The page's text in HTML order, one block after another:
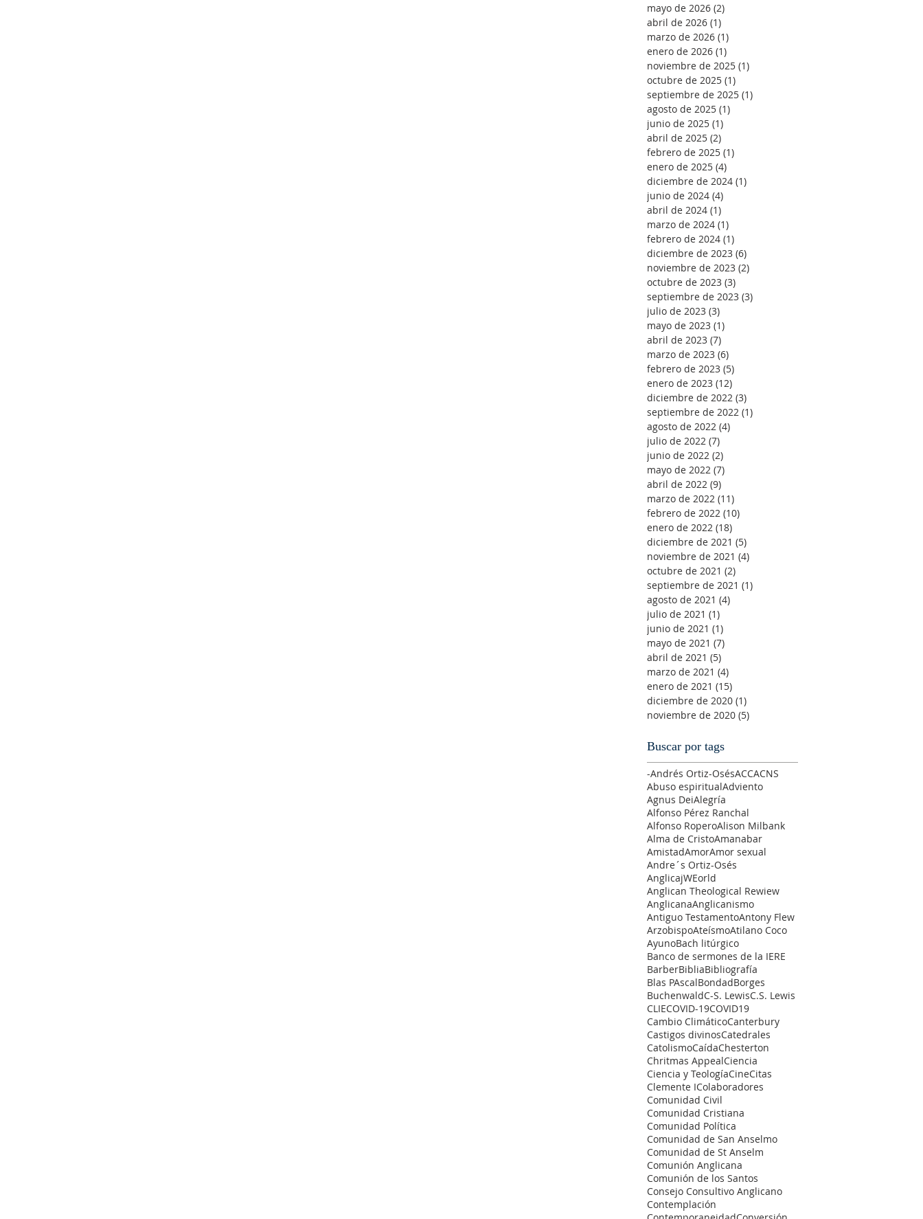
mayo de 2026 (2)
abril de 2026 (1)
marzo de 2026 (1)
enero de 2026 (1)
noviembre de 2025 (1)
octubre de 2025 (1)
septiembre de 2025 (1)
agosto de 2025 (1)
junio de 2025 (1)
abril de 2025 (2)
febrero de 2025 (1)
enero de 2025 (4)
diciembre de 2024 (1)
junio de 2024 (4)
abril de 2024 (1)
marzo de 2024 (1)
febrero de 2024 (1)
diciembre de 2023 (6)
noviembre de 2023 (2)
octubre de 2023 (3)
septiembre de 2023 (3)
julio de 2023 (3)
mayo de 2023 (1)
abril de 2023 (7)
marzo de 2023 (6)
febrero de 2023 (5)
enero de 2023 (12)
diciembre de 2022 (3)
septiembre de 2022 (1)
agosto de 2022 (4)
julio de 2022 (7)
junio de 2022 (2)
mayo de 2022 (7)
abril de 2022 (9)
marzo de 2022 (11)
febrero de 2022 (10)
enero de 2022 (18)
diciembre de 2021 (5)
noviembre de 2021 (4)
octubre de 2021 (2)
septiembre de 2021 (1)
agosto de 2021 (4)
julio de 2021 (1)
junio de 2021 (1)
mayo de 2021 (7)
abril de 2021 (5)
marzo de 2021 (4)
enero de 2021 (15)
diciembre de 2020 (1)
noviembre de 2020 (5)
Buscar por tags
-Andrés Ortiz-OsésACCACNS
Abuso espiritualAdviento
Agnus DeiAlegría
Alfonso Pérez Ranchal
Alfonso RoperoAlison Milbank
Alma de CristoAmanabar
AmistadAmorAmor sexual
Andre´s Ortiz-Osés
AnglicajWEorld
Anglican Theological Rewiew
AnglicanaAnglicanismo
Antiguo TestamentoAntony Flew
ArzobispoAteísmoAtilano Coco
AyunoBach litúrgico
Banco de sermones de la IERE
BarberBibliaBibliografía
Blas PAscalBondadBorges
BuchenwaldC-S. LewisC.S. Lewis
CLIECOVID-19COVID19
Cambio ClimáticoCanterbury
Castigos divinosCatedrales
CatolismoCaídaChesterton
Chritmas AppealCiencia
Ciencia y TeologíaCineCitas
Clemente IColaboradores
Comunidad Civil
Comunidad Cristiana
Comunidad Política
Comunidad de San Anselmo
Comunidad de St Anselm
Comunión Anglicana
Comunión de los Santos
Consejo Consultivo Anglicano
Contemplación